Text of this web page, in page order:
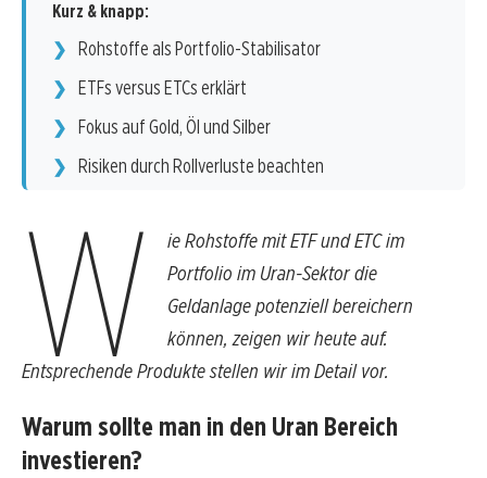
Kurz & knapp:
Rohstoffe als Portfolio-Stabilisator
ETFs versus ETCs erklärt
Fokus auf Gold, Öl und Silber
Risiken durch Rollverluste beachten
W
ie Rohstoffe mit ETF und ETC im
Portfolio im Uran-Sektor die
Geldanlage potenziell bereichern
können, zeigen wir heute auf.
Entsprechende Produkte stellen wir im Detail vor.
Warum sollte man in den Uran Bereich
investieren?